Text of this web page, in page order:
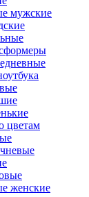
мужские
цветам
женские